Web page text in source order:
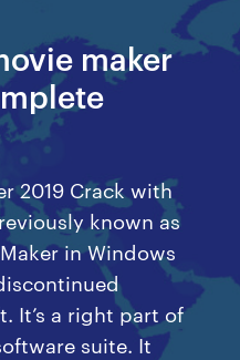
maker
2019 Crack with
known as
in Windows
It’s a right part of
suite. It